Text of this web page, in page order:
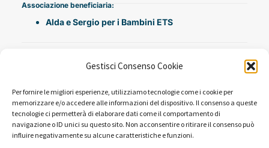
Gestisci Consenso Cookie
Per fornire le migliori esperienze, utilizziamo tecnologie come i cookie per
memorizzare e/o accedere alle informazioni del dispositivo. Il consenso a queste
tecnologie ci permetterà di elaborare dati come il comportamento di
navigazione o ID unici su questo sito. Non acconsentire o ritirare il consenso può
influire negativamente su alcune caratteristiche e funzioni.
Associazione beneficiaria:
Alda e Sergio per i Bambini ETS